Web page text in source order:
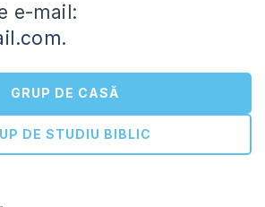
e-mail:
.
GRUP DE CASĂ
DE STUDIU BIBLIC